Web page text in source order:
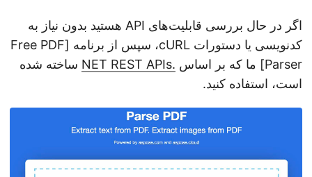
اگر در حال بررسی قابلیت‌های API هستید بدون نیاز به
کدنویسی یا دستورات cURL، سپس از برنامه [Free PDF
Parser] ما که بر اساس
.NET REST APIs
ساخته شده
است، استفاده کنید.